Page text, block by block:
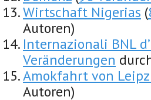
Wirtschaft Nigerias (
Autoren)
Internazionali BNL
Veränderungen
Amokfahrt von
Autoren)